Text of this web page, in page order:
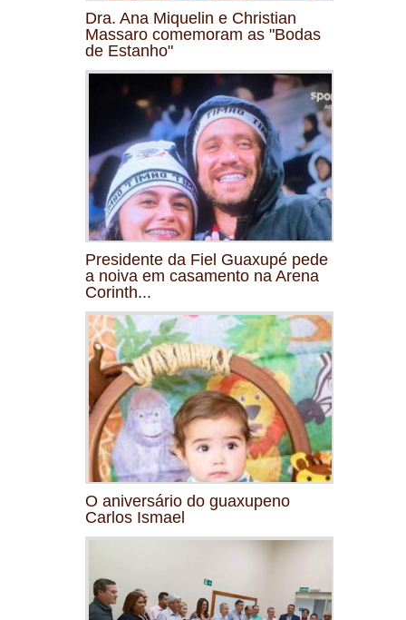
Dra. Ana Miquelin e Christian
Massaro comemoram as "Bodas
de Estanho"
Presidente da Fiel Guaxupé pede
a noiva em casamento na Arena
Corinth...
O aniversário do guaxupeno
Carlos Ismael